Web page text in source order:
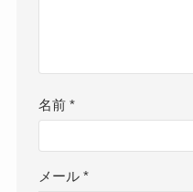
名前*
メール*